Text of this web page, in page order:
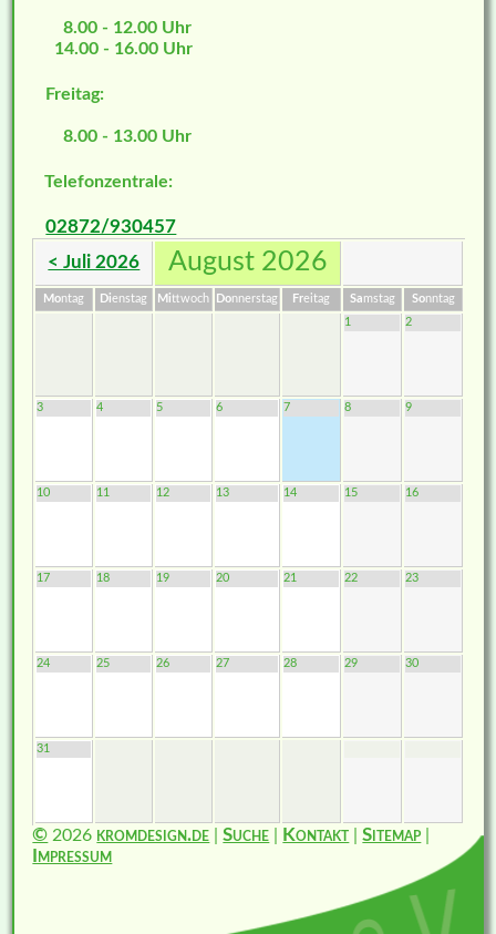
8.00 - 12.00 Uhr
14.00 - 16.00 Uhr
Freitag:
8.00 - 13.00 Uhr
Telefonzentrale:
02872/930457
< Juli 2026 August 2026
Montag Dienstag Mittwoch Donnerstag Freitag Samstag Sonntag
1
2
3 4 5 6 7 8 9
10 11 12 13 14 15 16
17 18 19 20 21 22 23
24 25 26 27 28 29 30
31
© 2026 kromdesign.de |Suche Kontakt |Sitemap
Impressum